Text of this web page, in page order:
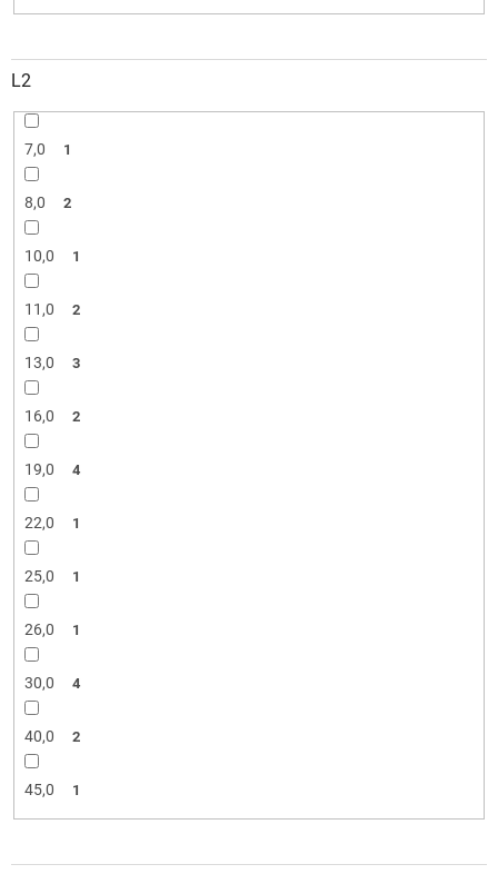
L2
7,0 1
8,0 2
10,0 1
11,0 2
13,0 3
16,0 2
19,0 4
22,0 1
25,0 1
26,0 1
30,0 4
40,0 2
45,0 1